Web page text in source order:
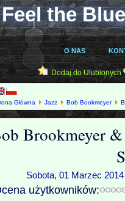
Feel the
O NAS
Dodaj do Ulubionych
Główna Jazz Bob Bookmeyer
Brookmeyer
Sobota, 01 Marzec
użytkowników: